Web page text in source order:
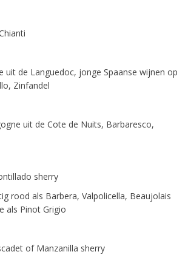
uit de Languedoc, jonge Spaanse wijnen op
Zinfandel
uit de Cote de Nuits, Barbaresco,
sherry
rood als Barbera, Valpolicella, Beaujolais
als Pinot Grigio
of Manzanilla sherry